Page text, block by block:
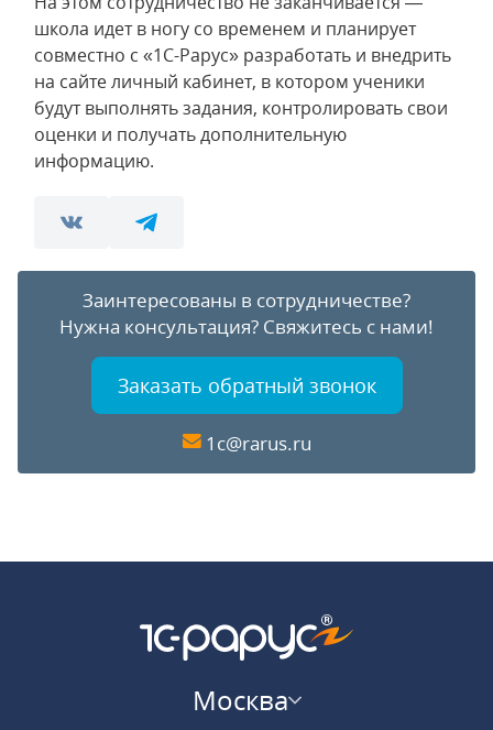
школа идет в ногу со временем и планирует
совместно с «1С-Рарус» разработать и внедрить
на сайте личный кабинет, в котором ученики
будут выполнять задания, контролировать свои
оценки и получать дополнительную
информацию.
Заинтересованы в сотрудничестве?
Нужна консультация? Свяжитесь с нами!
Заказать обратный звонок
1c@rarus.ru
Москва